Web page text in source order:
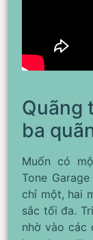
Quãng
ba
Muốn có
Tone
chỉ một, hai
sắc tối đa.
nhờ vào các